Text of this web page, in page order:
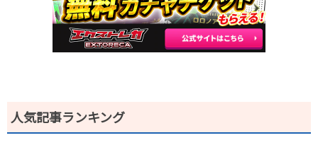
2025.12.5
400円 680円
600～700円
400円 680円
600～700円
400円 680円
600～700円
人気記事ランキング